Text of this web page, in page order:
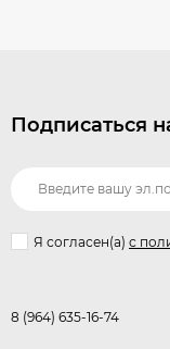
Подписаться
Я согласен(a) с
8 (964) 635-16-74